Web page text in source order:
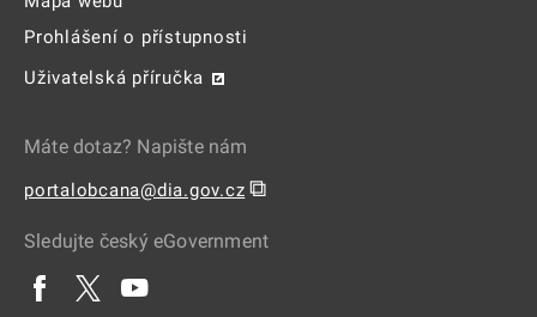
Prohlášení o přístupnosti
Uživatelská příručka
Máte dotaz? Napište nám
portalobcana@dia.gov.cz ⧉
Sledujte český eGovernment